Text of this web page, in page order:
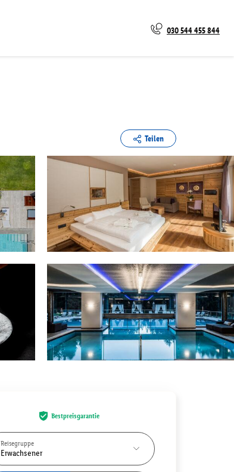
030 544 455 844
Teilen
Bestpreisgarantie
Reisegruppe
Erwachsener